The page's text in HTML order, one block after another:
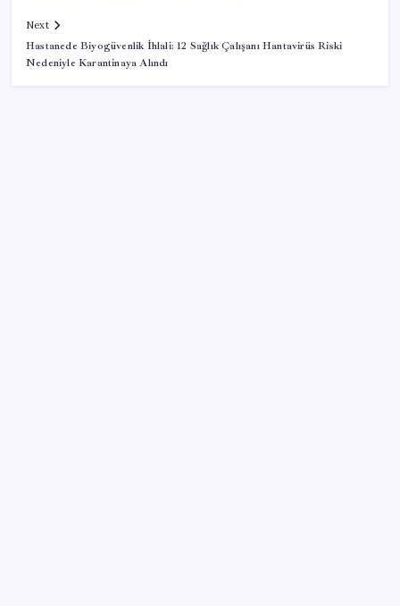
Next
Hastanede Biyogüvenlik İhlali: 12 Sağlık Çalışanı Hantavirüs Riski
Nedeniyle Karantinaya Alındı